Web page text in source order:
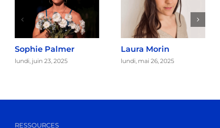
Sophie Palmer
lundi, juin 23, 2025
Laura Morin
lundi, mai 26, 2025
RESSOURCES